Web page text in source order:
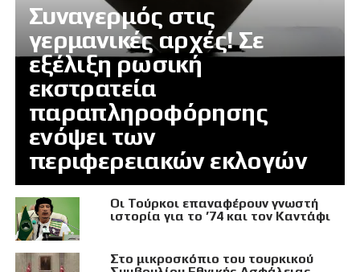
Συναγερμός στις
γερμανικές αρχές! Σε
εξέλιξη ρωσική
εκστρατεία
παραπληροφόρησης
ενόψει των
περιφερειακών εκλογών
Οι Τούρκοι επαναφέρουν γνωστή
ιστορία για το ’74 και τον Καντάφι
Στο μικροσκόπιο του τουρκικού